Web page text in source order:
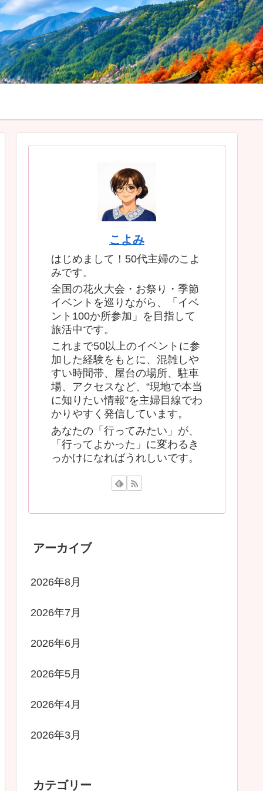
こよみ
はじめまして！50代主婦のこよ
みです。
全国の花火大会・お祭り・季節
イベントを巡りながら、「イベ
ント100か所参加」を目指して
旅活中です。
これまで50以上のイベントに参
加した経験をもとに、混雑しや
すい時間帯、屋台の場所、駐車
場、アクセスなど、“現地で本当
に知りたい情報”を主婦目線でわ
かりやすく発信しています。
あなたの「行ってみたい」が、
「行ってよかった」に変わるき
っかけになればうれしいです。
アーカイブ
2026年8月
2026年7月
2026年6月
2026年5月
2026年4月
2026年3月
カテゴリー